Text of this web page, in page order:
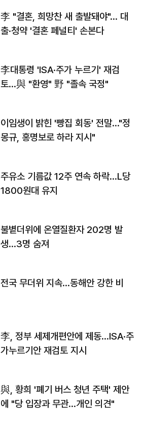
李 "결혼, 희망찬 새 출발돼야"… 대
출·청약 '결혼 페널티' 손본다
李대통령 'ISA·주가 누르기' 재검
토…與 "환영" 野 "졸속 국정"
이임생이 밝힌 '빵집 회동' 전말…"정
몽규, 홍명보로 하라 지시"
주유소 기름값 12주 연속 하락…L당
1800원대 유지
불볕더위에 온열질환자 202명 발
생…3명 숨져
전국 무더위 지속…동해안 강한 비
李, 정부 세제개편안에 제동…ISA·주
가누르기안 재검토 지시
與, 황희 '폐기 버스 청년 주택' 제안
에 "당 입장과 무관…개인 의견"